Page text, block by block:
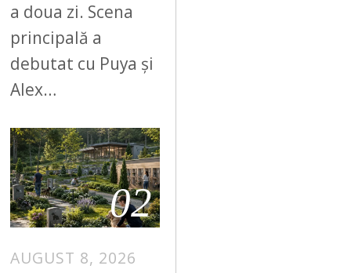
a doua zi. Scena
principală a
debutat cu Puya și
Alex…
02
AUGUST 8, 2026